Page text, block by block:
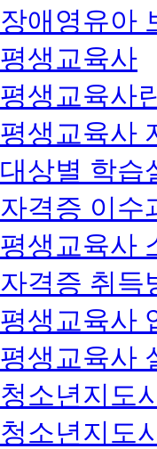
장애영유아
평생교육사
평생교육사
평생교육사
대상별 학습
자격증 이수
평생교육사
자격증 취득
평생교육사
평생교육사
청소년지도
청소년지도